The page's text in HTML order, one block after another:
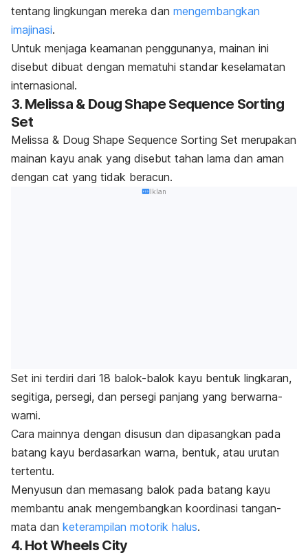
tentang lingkungan mereka dan mengembangkan
imajinasi.
Untuk menjaga keamanan penggunanya, mainan ini
disebut dibuat dengan mematuhi standar keselamatan
internasional.
3. Melissa & Doug Shape Sequence Sorting
Set
Melissa & Doug Shape Sequence Sorting Set merupakan
mainan kayu anak yang disebut tahan lama dan aman
dengan cat yang tidak beracun.
Iklan
Set ini terdiri dari 18 balok-balok kayu bentuk lingkaran,
segitiga, persegi, dan persegi panjang yang berwarna-
warni.
Cara mainnya dengan disusun dan dipasangkan pada
batang kayu berdasarkan warna, bentuk, atau urutan
tertentu.
Menyusun dan memasang balok pada batang kayu
membantu anak mengembangkan koordinasi tangan-
mata dan keterampilan motorik halus.
4. Hot Wheels City